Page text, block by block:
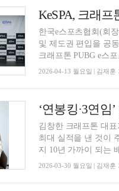
KeSPA, 크래
한국e스포츠협회(회
및 제도권 편입을 공
크래프톤 PUBG e스
2026-04-13 월요일 | 김재훈
‘연봉킹·3연
김창한 크래프톤 대
최대 실적을 낸 것이
지 10년 가까이 되는
2026-03-30 월요일 | 김재훈